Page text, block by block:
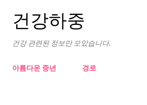
기본 콘텐츠로 건너뛰기
건강하중
건강 관련된 정보만 모았습니다.
아름다운 중년 경로